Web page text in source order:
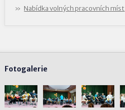
Nabídka volných pracovních míst
Fotogalerie